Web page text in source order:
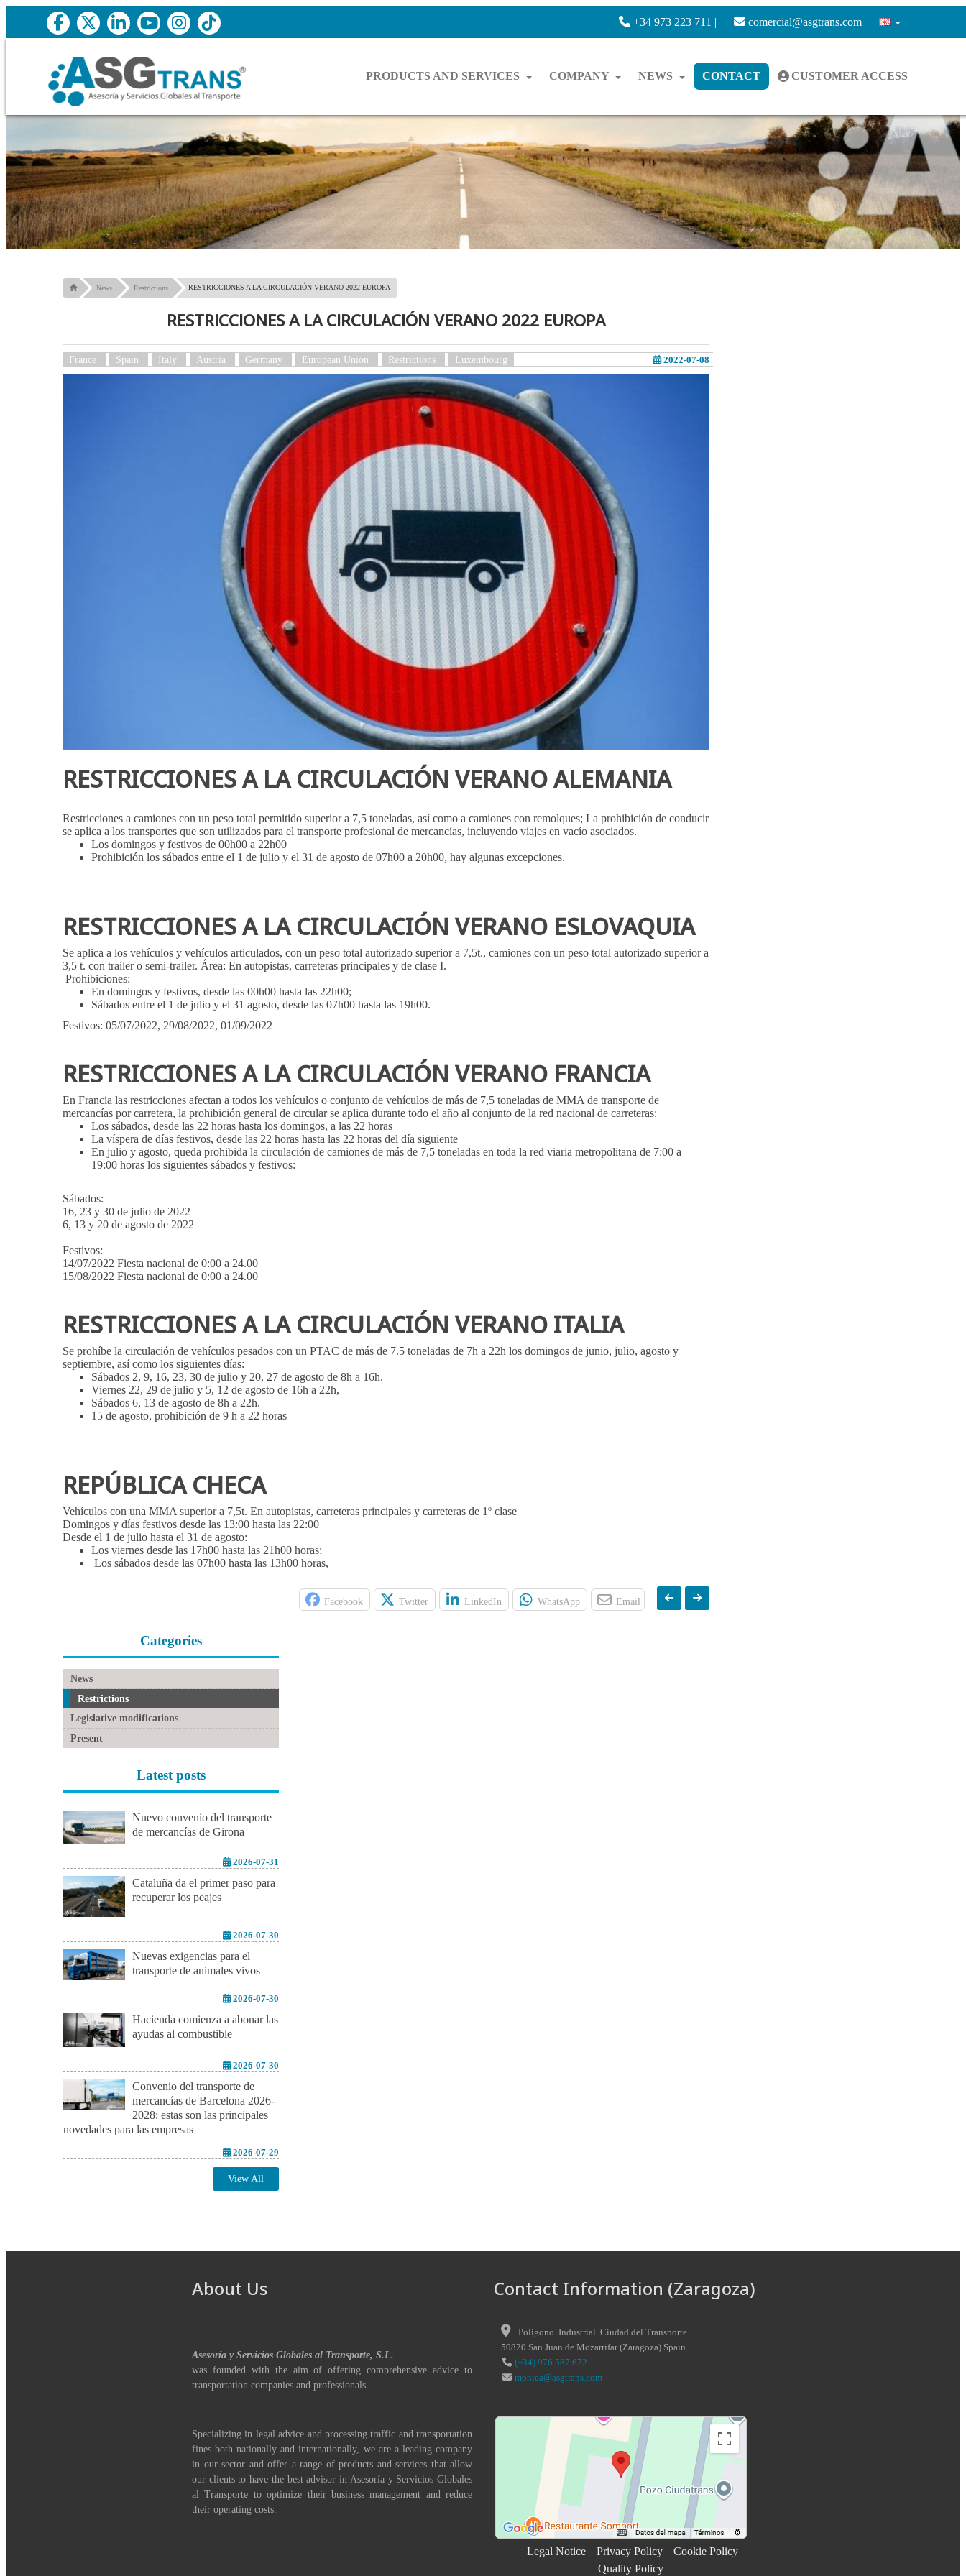
+34 973 223 711 | comercial@asgtrans.com
PRODUCTS AND SERVICES COMPANY NEWS CONTACT CUSTOMER ACCESS
News Restrictions RESTRICCIONES A LA CIRCULACIÓN VERANO 2022 EUROPA
RESTRICCIONES A LA CIRCULACIÓN VERANO 2022 EUROPA
France Spain Italy Austria Germany European Union Restrictions Luxembourg 2022-07-08
RESTRICCIONES A LA CIRCULACIÓN VERANO ALEMANIA
Restricciones a camiones con un peso total permitido superior a 7,5 toneladas, así como a camiones con remolques; La prohibición de conducir
se aplica a los transportes que son utilizados para el transporte profesional de mercancías, incluyendo viajes en vacío asociados.
Los domingos y festivos de 00h00 a 22h00
Prohibición los sábados entre el 1 de julio y el 31 de agosto de 07h00 a 20h00, hay algunas excepciones.
RESTRICCIONES A LA CIRCULACIÓN VERANO ESLOVAQUIA
Se aplica a los vehículos y vehículos articulados, con un peso total autorizado superior a 7,5t., camiones con un peso total autorizado superior a
3,5 t. con trailer o semi-trailer. Área: En autopistas, carreteras principales y de clase I.
Prohibiciones:
En domingos y festivos, desde las 00h00 hasta las 22h00;
Sábados entre el 1 de julio y el 31 agosto, desde las 07h00 hasta las 19h00.
Festivos: 05/07/2022, 29/08/2022, 01/09/2022
RESTRICCIONES A LA CIRCULACIÓN VERANO FRANCIA
En Francia las restricciones afectan a todos los vehículos o conjunto de vehículos de más de 7,5 toneladas de MMA de transporte de
mercancías por carretera, la prohibición general de circular se aplica durante todo el año al conjunto de la red nacional de carreteras:
Los sábados, desde las 22 horas hasta los domingos, a las 22 horas
La víspera de días festivos, desde las 22 horas hasta las 22 horas del día siguiente
En julio y agosto, queda prohibida la circulación de camiones de más de 7,5 toneladas en toda la red viaria metropolitana de 7:00 a
19:00 horas los siguientes sábados y festivos:
Sábados:
16, 23 y 30 de julio de 2022
6, 13 y 20 de agosto de 2022
Festivos:
14/07/2022 Fiesta nacional de 0:00 a 24.00
15/08/2022 Fiesta nacional de 0:00 a 24.00
RESTRICCIONES A LA CIRCULACIÓN VERANO ITALIA
Se prohíbe la circulación de vehículos pesados con un PTAC de más de 7.5 toneladas de 7h a 22h los domingos de junio, julio, agosto y
septiembre, así como los siguientes días:
Sábados 2, 9, 16, 23, 30 de julio y 20, 27 de agosto de 8h a 16h.
Viernes 22, 29 de julio y 5, 12 de agosto de 16h a 22h,
Sábados 6, 13 de agosto de 8h a 22h.
15 de agosto, prohibición de 9 h a 22 horas
REPÚBLICA CHECA
Vehículos con una MMA superior a 7,5t. En autopistas, carreteras principales y carreteras de 1º clase
Domingos y días festivos desde las 13:00 hasta las 22:00
Desde el 1 de julio hasta el 31 de agosto:
Los viernes desde las 17h00 hasta las 21h00 horas;
Los sábados desde las 07h00 hasta las 13h00 horas,
Facebook Twitter LinkedIn WhatsApp Email
Categories
News
Restrictions
Legislative modifications
Present
Latest posts
Nuevo convenio del transporte
de mercancías de Girona
2026-07-31
Cataluña da el primer paso para
recuperar los peajes
2026-07-30
Nuevas exigencias para el
transporte de animales vivos
2026-07-30
Hacienda comienza a abonar las
ayudas al combustible
2026-07-30
Convenio del transporte de
mercancías de Barcelona 2026-
2028: estas son las principales
novedades para las empresas
2026-07-29
View All
About Us
Asesoría y Servicios Globales al Transporte, S.L.
was founded with the aim of offering comprehensive advice to
transportation companies and professionals.
Specializing in legal advice and processing traffic and transportation
fines both nationally and internationally, we are a leading company
in our sector and offer a range of products and services that allow
our clients to have the best advisor in Asesoría y Servicios Globales
al Transporte to optimize their business management and reduce
their operating costs.
Contact Information (Zaragoza)
Poligono. Industrial. Ciudad del Transporte
50820 San Juan de Mozarrifar(Zaragoza) Spain
(+34) 976 587 672
monica@asgtrans.com
Legal Notice Privacy Policy
Cookie Policy
Quality Policy